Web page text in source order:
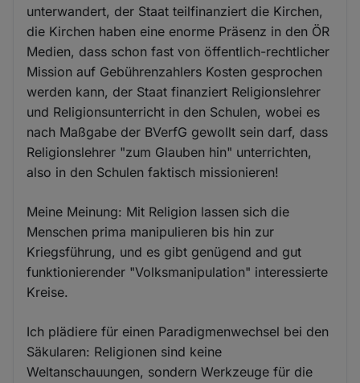
unterwandert, der Staat teilfinanziert die Kirchen,
die Kirchen haben eine enorme Präsenz in den ÖR
Medien, dass schon fast von öffentlich-rechtlicher
Mission auf Gebührenzahlers Kosten gesprochen
werden kann, der Staat finanziert Religionslehrer
und Religionsunterricht in den Schulen, wobei es
nach Maßgabe der BVerfG gewollt sein darf, dass
Religionslehrer "zum Glauben hin" unterrichten,
also in den Schulen faktisch missionieren!
Meine Meinung: Mit Religion lassen sich die
Menschen prima manipulieren bis hin zur
Kriegsführung, und es gibt genügend and gut
funktionierender "Volksmanipulation" interessierte
Kreise.
Ich plädiere für einen Paradigmenwechsel bei den
Säkularen: Religionen sind keine
Weltanschauungen, sondern Werkzeuge für die